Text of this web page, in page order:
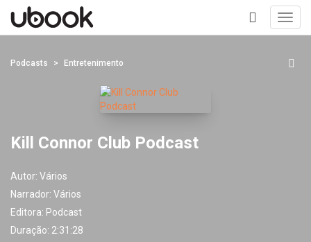
+
Podcasts Entretenimento
Kill Connor Club Podcast
Autor: Vários
Narrador: Vários
Editora: Podcast
Duração: 2:31:28